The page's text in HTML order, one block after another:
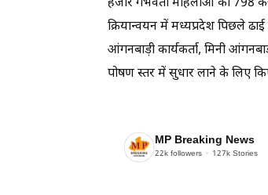
क्रियान्वयन में मध्यप्रदेश पिछले
आंगनबाड़ी कार्यकर्ता, मिनी
पोषण स्तर में सुधार लाने के लिए
MP Breaking News
22k followers 127k Stories